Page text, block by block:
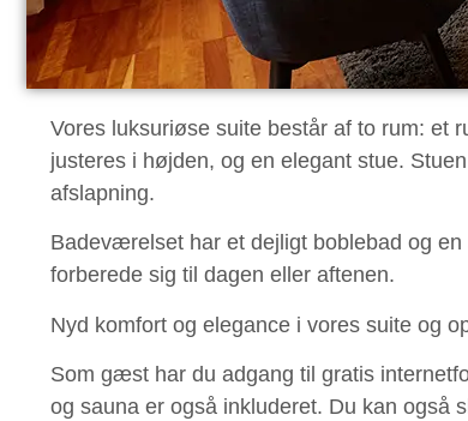
Vores luksuriøse suite består af to rum: et
justeres i højden, og en elegant stue.
afslapning.
Badeværelset har et dejligt boblebad og
forberede sig til dagen eller aftenen.
Nyd komfort og elegance i vores suite og
Som gæst har du adgang til gratis
og sauna er også inkluderet. Du kan også